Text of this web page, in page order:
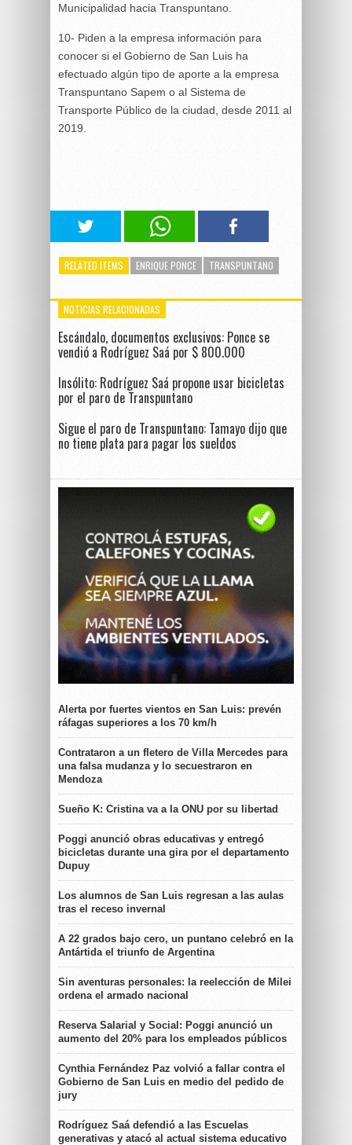
Municipalidad hacia Transpuntano.
10- Piden a la empresa información para
conocer si el Gobierno de San Luis ha
efectuado algún tipo de aporte a la empresa
Transpuntano Sapem o al Sistema de
Transporte Público de la ciudad, desde 2011 al
2019.
RELATED ITEMS ENRIQUE PONCE TRANSPUNTANO
NOTICIAS RELACIONADAS
Escándalo, documentos exclusivos: Ponce se
vendió a Rodríguez Saá por $ 800.000
Insólito: Rodríguez Saá propone usar bicicletas
por el paro de Transpuntano
Sigue el paro de Transpuntano: Tamayo dijo que
no tiene plata para pagar los sueldos
Alerta por fuertes vientos en San Luis: prevén
ráfagas superiores a los 70 km/h
Contrataron a un fletero de Villa Mercedes para
una falsa mudanza y lo secuestraron en
Mendoza
Sueño K: Cristina va a la ONU por su libertad
Poggi anunció obras educativas y entregó
bicicletas durante una gira por el departamento
Dupuy
Los alumnos de San Luis regresan a las aulas
tras el receso invernal
A 22 grados bajo cero, un puntano celebró en la
Antártida el triunfo de Argentina
Sin aventuras personales: la reelección de Milei
ordena el armado nacional
Reserva Salarial y Social: Poggi anunció un
aumento del 20% para los empleados públicos
Cynthia Fernández Paz volvió a fallar contra el
Gobierno de San Luis en medio del pedido de
jury
Rodríguez Saá defendió a las Escuelas
generativas y atacó al actual sistema educativo